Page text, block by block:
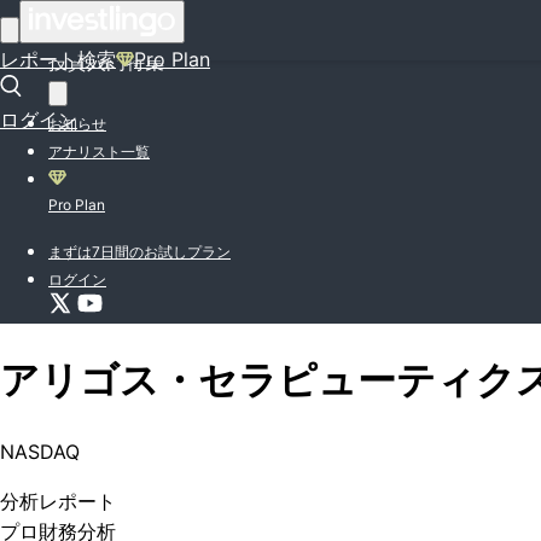
レポート検索 Pro Plan
ログイン
投資入門特集
お知らせ
アナリスト一覧
Pro Plan
まずは7日間のお試しプラン
ログイン
アリゴス・セラピューティク
NASDAQ
分析レポート
プロ 財務分析